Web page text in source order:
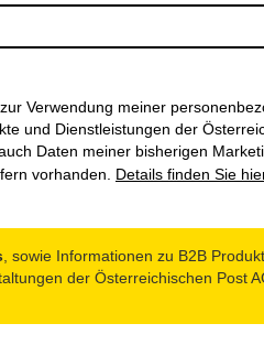
Verwendung meiner
und Dienstleistungen der
Daten meiner bisherigen
vorhanden. Details finden Sie
, sowie Informationen zu B2B
der Österreichischen Post